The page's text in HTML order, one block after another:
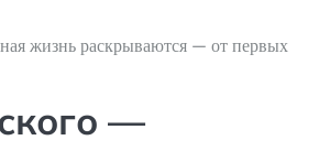
жизнь раскрываются — от первых
—